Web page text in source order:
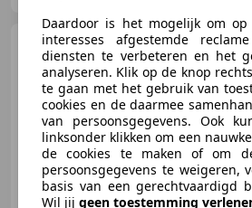
€
12/2008 248.573 km Benzine
Daardoor is het mogelijk om
interesses afgestemde
diensten te verbeteren en het
analyseren. Klik op de knop
te gaan met het gebruik van
cookies en de daarmee
van persoonsgegevens. Ook
linksonder klikken om een
de cookies te maken of om
persoonsgegevens te weigeren,
basis van een gerechtvaardigd
Wil jij geen toestemming